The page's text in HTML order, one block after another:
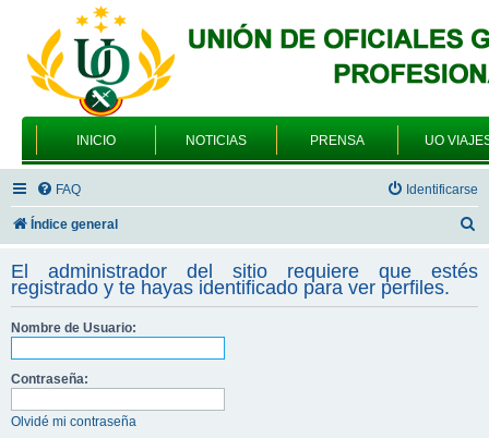
INICIO NOTICIAS PRENSA UO
FAQ Identificarse
Índice general
s
c
El administrador del sitio requiere que estés
registrado y te hayas identificado para ver perfiles.
Nombre de Usuario:
Contraseña:
Olvidé mi contraseña